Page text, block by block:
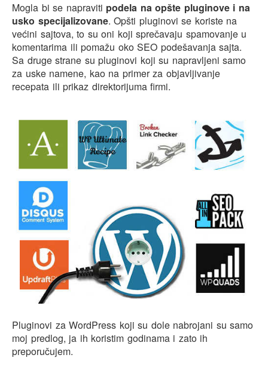
Mogla bi se napraviti podela na opšte pluginove i na
usko specijalizovane. Opšti pluginovi se koriste na
većini sajtova, to su oni koji sprečavaju spamovanje u
komentarima ili pomažu oko SEO podešavanja sajta.
Sa druge strane su pluginovi koji su napravljeni samo
za uske namene, kao na primer za objavljivanje
recepata ili prikaz direktorijuma firmi.
Pluginovi za WordPress koji su dole nabrojani su samo
moj predlog, ja ih koristim godinama i zato ih
preporučujem.